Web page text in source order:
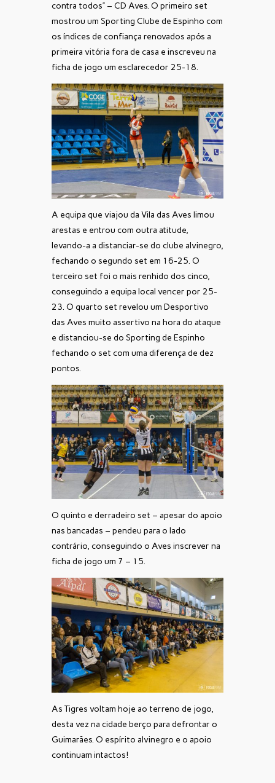
contra todos” – CD Aves. O primeiro set
mostrou um Sporting Clube de Espinho com
os índices de confiança renovados após a
primeira vitória fora de casa e inscreveu na
ficha de jogo um esclarecedor 25-18.
A equipa que viajou da Vila das Aves limou
arestas e entrou com outra atitude,
levando-a a distanciar-se do clube alvinegro,
fechando o segundo set em 16-25. O
terceiro set foi o mais renhido dos cinco,
conseguindo a equipa local vencer por 25-
23. O quarto set revelou um Desportivo
das Aves muito assertivo na hora do ataque
e distanciou-se do Sporting de Espinho
fechando o set com uma diferença de dez
pontos.
O quinto e derradeiro set – apesar do apoio
nas bancadas – pendeu para o lado
contrário, conseguindo o Aves inscrever na
ficha de jogo um 7 – 15.
As Tigres voltam hoje ao terreno de jogo,
desta vez na cidade berço para defrontar o
Guimarães. O espírito alvinegro e o apoio
continuam intactos!